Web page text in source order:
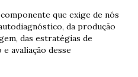
que exige de nós
da produção
das estratégias de
avaliação desse